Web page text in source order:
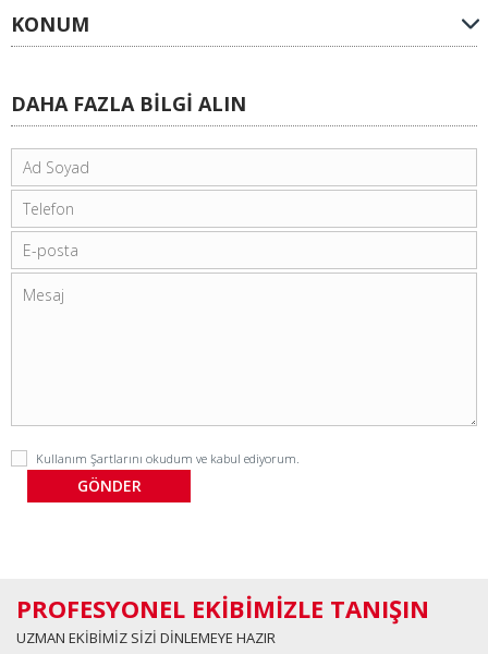
KONUM
DAHA FAZLA BİLGİ ALIN
Kullanım Şartlarını okudum ve kabul ediyorum.
PROFESYONEL EKİBİMİZLE TANIŞIN
UZMAN EKİBİMİZ SİZİ DİNLEMEYE HAZIR